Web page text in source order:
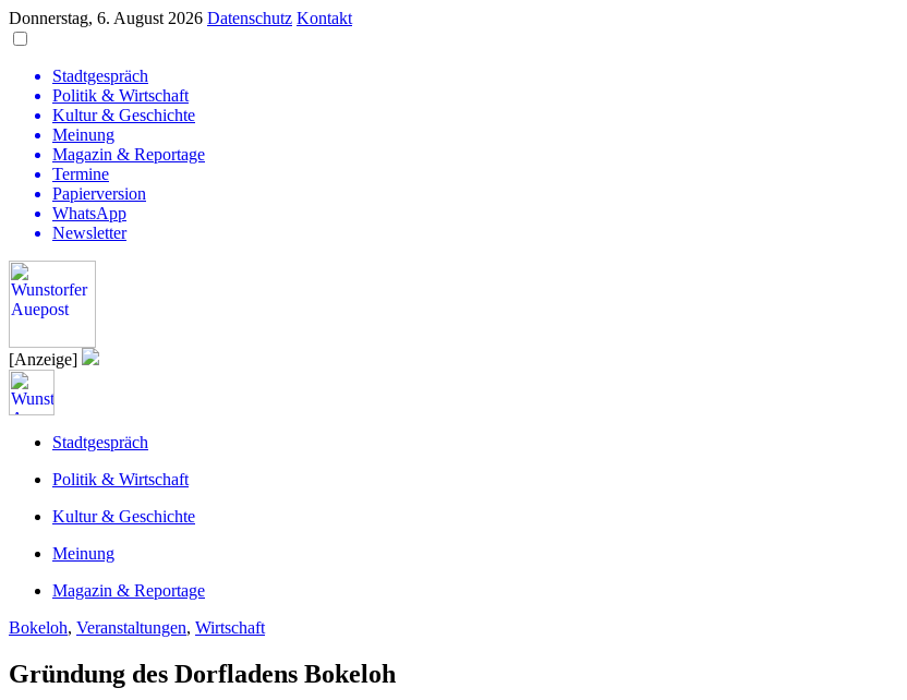
Donnerstag, 6. August 2026 Datenschutz Kontakt
Stadtgespräch
Politik & Wirtschaft
Kultur & Geschichte
Meinung
Magazin & Reportage
Termine
Papierversion
WhatsApp
Newsletter
[Anzeige]
Stadtgespräch
Politik & Wirtschaft
Kultur & Geschichte
Meinung
Magazin & Reportage
Bokeloh, Veranstaltungen, Wirtschaft
Gründung des Dorfladens Bokeloh